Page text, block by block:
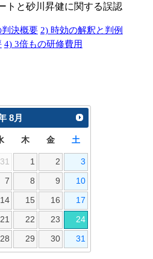
トと砂川昇健に関する誤認
決概要 2) 時効の解釈と判例
4) 3倍もの研修費用
8月
木 金 土
31 1 2 3
7 8 9 10
14 15 16 17
21 22 23 24
28 29 30 31